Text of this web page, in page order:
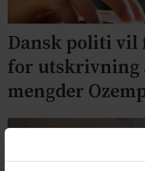
Dansk politi vil
for utskrivning
mengder